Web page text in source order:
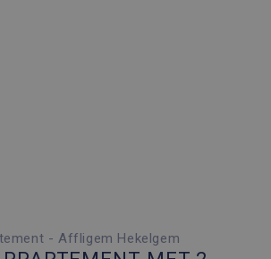
- Affligem Hekelgem